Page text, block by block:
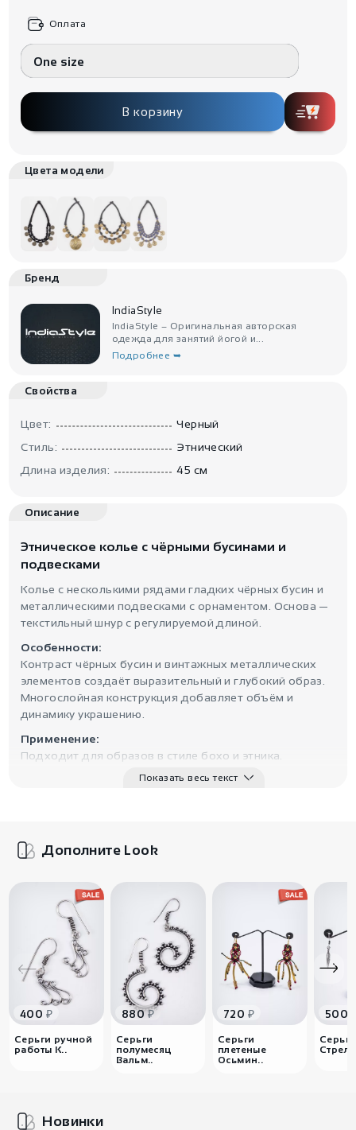
Оплата
One size
В корзину
Цвета модели
Бренд
IndiaStyle
IndiaStyle – Оригинальная авторская
одежда для занятий йогой и...
Подробнее ➥
Свойства
Цвет:
Черный
Стиль:
Этнический
Длина изделия:
45 см
Описание
Этническое колье с чёрными бусинами и
подвесками
Колье с несколькими рядами гладких чёрных бусин и
металлическими подвесками с орнаментом. Основа —
текстильный шнур с регулируемой длиной.
Особенности:
Контраст чёрных бусин и винтажных металлических
элементов создаёт выразительный и глубокий образ.
Многослойная конструкция добавляет объём и
динамику украшению.
Применение:
Подходит для образов в стиле бохо и этника.
Становится акцентным элементом, подчёркивающим
Показать весь текст
Дополните Look
400 ₽
Серьги ручной
работы К..
880₽
Серьги
полумесяц
Вальм..
720 ₽
Серьги
плетеные
Осьмин..
500
Новинки